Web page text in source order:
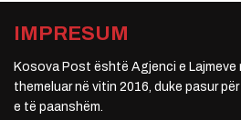
IMPRESUM
Kosova Post është Agjenci e Lajmeve
themeluar në vitin 2016, duke pasur
e të paanshëm.